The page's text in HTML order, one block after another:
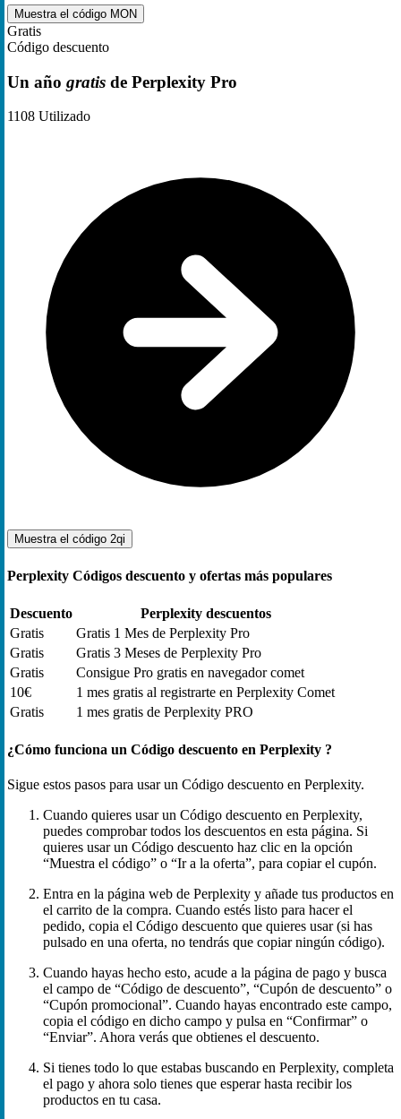
Muestra el código MON
Gratis
Código descuento
Un año gratis de Perplexity Pro
1108 Utilizado
Muestra el código 2qi
Perplexity Códigos descuento y ofertas más populares
Descuento
Perplexity descuentos
Gratis
Gratis 1 Mes de Perplexity Pro
Gratis
Gratis 3 Meses de Perplexity Pro
Gratis
Consigue Pro gratis en navegador comet
10€
1 mes gratis al registrarte en Perplexity Comet
Gratis
1 mes gratis de Perplexity PRO
¿Cómo funciona un Código descuento en Perplexity ?
Sigue estos pasos para usar un Código descuento en Perplexity.
Cuando quieres usar un Código descuento en Perplexity,
puedes comprobar todos los descuentos en esta página. Si
quieres usar un Código descuento haz clic en la opción
“Muestra el código” o “Ir a la oferta”, para copiar el cupón.
Entra en la página web de Perplexity y añade tus productos en
el carrito de la compra. Cuando estés listo para hacer el
pedido, copia el Código descuento que quieres usar (si has
pulsado en una oferta, no tendrás que copiar ningún código).
Cuando hayas hecho esto, acude a la página de pago y busca
el campo de “Código de descuento”, “Cupón de descuento” o
“Cupón promocional”. Cuando hayas encontrado este campo,
copia el código en dicho campo y pulsa en “Confirmar” o
“Enviar”. Ahora verás que obtienes el descuento.
Si tienes todo lo que estabas buscando en Perplexity, completa
el pago y ahora solo tienes que esperar hasta recibir los
productos en tu casa.